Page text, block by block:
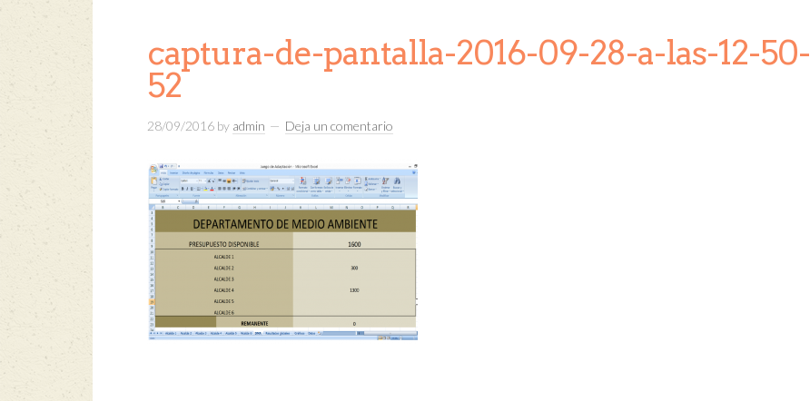
captura-de-pantalla-2016-09-28-a-las-12-50-
52
28/09/2016 by admin Deja un comentario